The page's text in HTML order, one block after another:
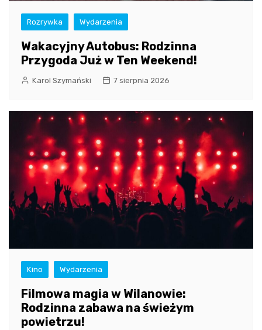
Rozrywka Wydarzenia
Wakacyjny Autobus: Rodzinna
Przygoda Już w Ten Weekend!
Karol Szymański 7 sierpnia 2026
Kino Wydarzenia
Filmowa magia w Wilanowie:
Rodzinna zabawa na świeżym
powietrzu!